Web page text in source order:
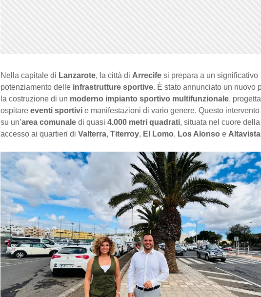
Nella capitale di Lanzarote, la città di Arrecife si prepara a un significativo
potenziamento delle infrastrutture sportive. È stato annunciato un nuovo
la costruzione di un moderno impianto sportivo multifunzionale,
ospitare eventi sportivi e manifestazioni di vario genere. Questo
su un’area comunale di quasi 4.000 metri quadrati, situata nel cuore
accesso ai quartieri di Valterra, Titerroy, El Lomo, Los Alonso e Altavista